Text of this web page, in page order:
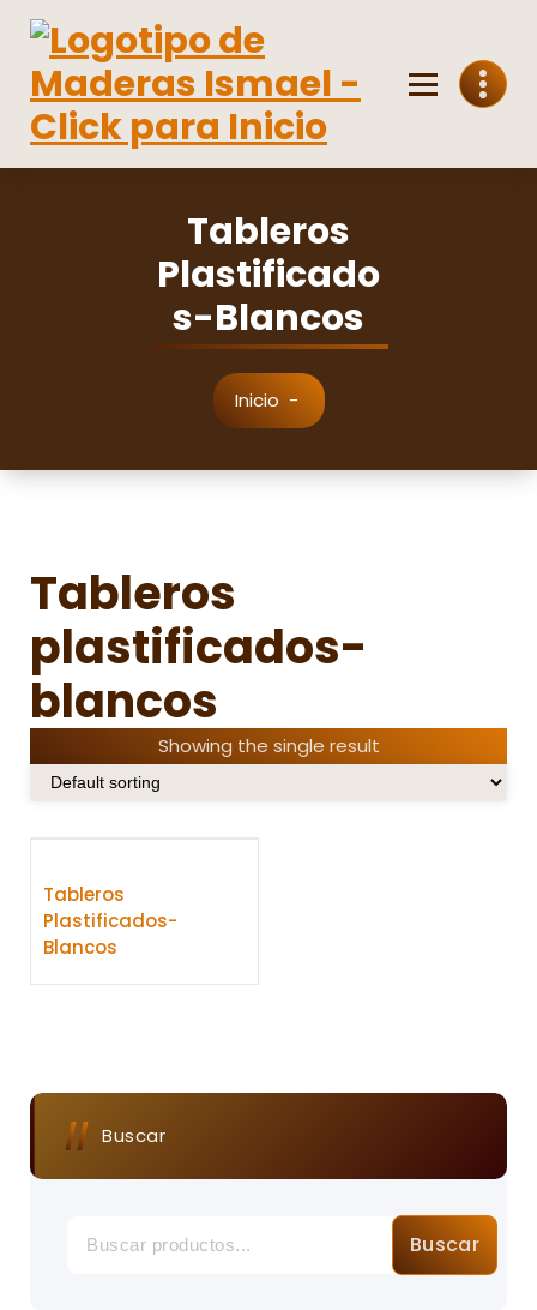
contenido
Tableros
Plastificado
s-Blancos
Inicio -
Tableros
plastificados-
blancos
Showing the single result
Tableros
Plastificados-
Blancos
Buscar
Buscar